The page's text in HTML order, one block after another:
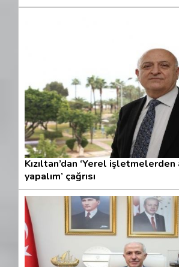
Kızıltan’dan ‘Yerel işletmelerden
yapalım’ çağrısı